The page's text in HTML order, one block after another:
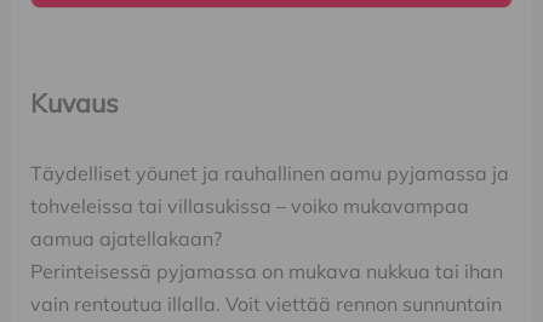
Kuvaus
Täydelliset yöunet ja rauhallinen aamu pyjamassa ja
tohveleissa tai villasukissa – voiko mukavampaa
aamua ajatellakaan?
Perinteisessä pyjamassa on mukava nukkua tai ihan
vain rentoutua illalla. Voit viettää rennon sunnuntain